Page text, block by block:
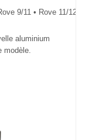
9/11 • Rove 11/12+
aluminium